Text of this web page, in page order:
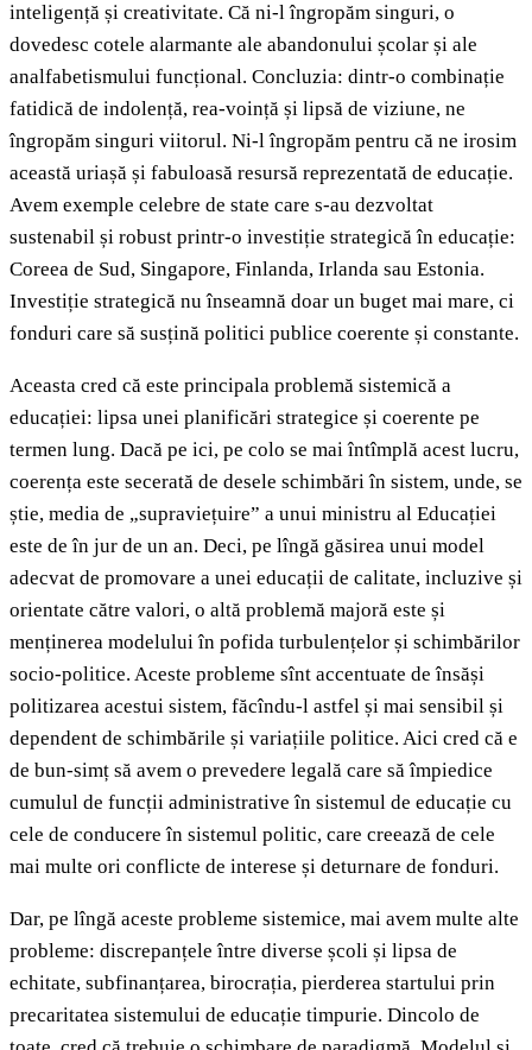
inteligență și creativitate. Că ni-l îngropăm singuri, o
dovedesc cotele alarmante ale abandonului școlar și ale
analfabetismului funcțional. Concluzia: dintr-o combinație
fatidică de indolență, rea-voință și lipsă de viziune, ne
îngropăm singuri viitorul. Ni-l îngropăm pentru că ne irosim
această uriașă și fabuloasă resursă reprezentată de educație.
Avem exemple celebre de state care s-au dezvoltat
sustenabil și robust printr-o investiție strategică în educație:
Coreea de Sud, Singapore, Finlanda, Irlanda sau Estonia.
Investiție strategică nu înseamnă doar un buget mai mare, ci
fonduri care să susțină politici publice coerente și constante.
Aceasta cred că este principala problemă sistemică a
educației: lipsa unei planificări strategice și coerente pe
termen lung. Dacă pe ici, pe colo se mai întîmplă acest lucru,
coerența este secerată de desele schimbări în sistem, unde, se
știe, media de „supraviețuire” a unui ministru al Educației
este de în jur de un an. Deci, pe lîngă găsirea unui model
adecvat de promovare a unei educații de calitate, incluzive și
orientate către valori, o altă problemă majoră este și
menținerea modelului în pofida turbulențelor și schimbărilor
socio-politice. Aceste probleme sînt accentuate de însăși
politizarea acestui sistem, făcîndu-l astfel și mai sensibil și
dependent de schimbările și variațiile politice. Aici cred că e
de bun-simț să avem o prevedere legală care să împiedice
cumulul de funcții administrative în sistemul de educație cu
cele de conducere în sistemul politic, care creează de cele
mai multe ori conflicte de interese și deturnare de fonduri.
Dar, pe lîngă aceste probleme sistemice, mai avem multe alte
probleme: discrepanțele între diverse școli și lipsa de
echitate, subfinanțarea, birocrația, pierderea startului prin
precaritatea sistemului de educație timpurie. Dincolo de